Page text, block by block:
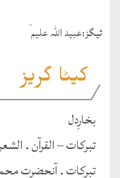
ٹيگز:عبید اللہ علیم ؔ
کیٹا گریز
بخارِدل
تبرکات – القرآن ۔ الشعراء
تبرکات ۔ آنحضرت